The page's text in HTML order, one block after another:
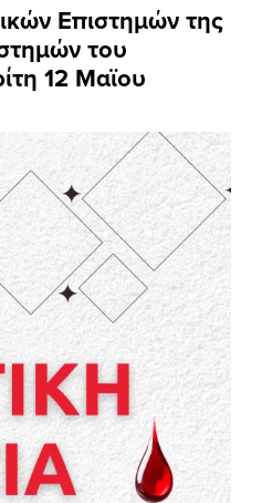
Επιστημών της
του
12 Μαϊου